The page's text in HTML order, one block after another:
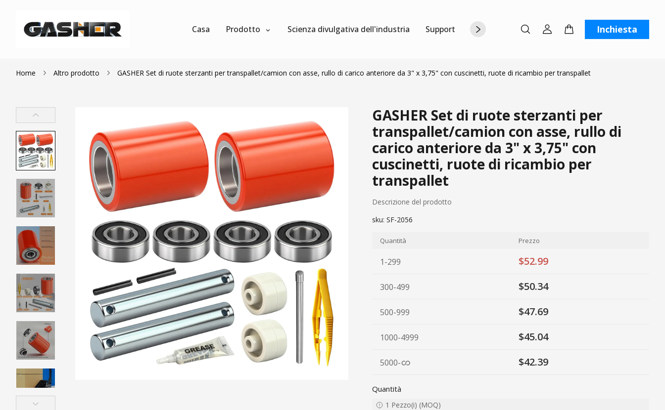
Casa Prodotto Scienza divulgativa dell'industria Supporto Chi siamo Contattaci Inchiesta
Home Altro prodotto GASHER Set di ruote sterzanti per transpallet/camion con asse, rullo di carico anteriore da 3" x 3,75" con cuscinetti, ruote di ricambio per transpallet
GASHER Set di ruote sterzanti per
transpallet/camion con asse, rullo di
carico anteriore da 3" x 3,75" con
cuscinetti, ruote di ricambio per
transpallet
Descrizione del prodotto
sku: SF-2056
Quantità Prezzo
1-299 $52.99
300-499 $50.34
500-999 $47.69
1000-4999 $45.04
5000- $42.39
Quantità
1 Pezzo(i) (MOQ)